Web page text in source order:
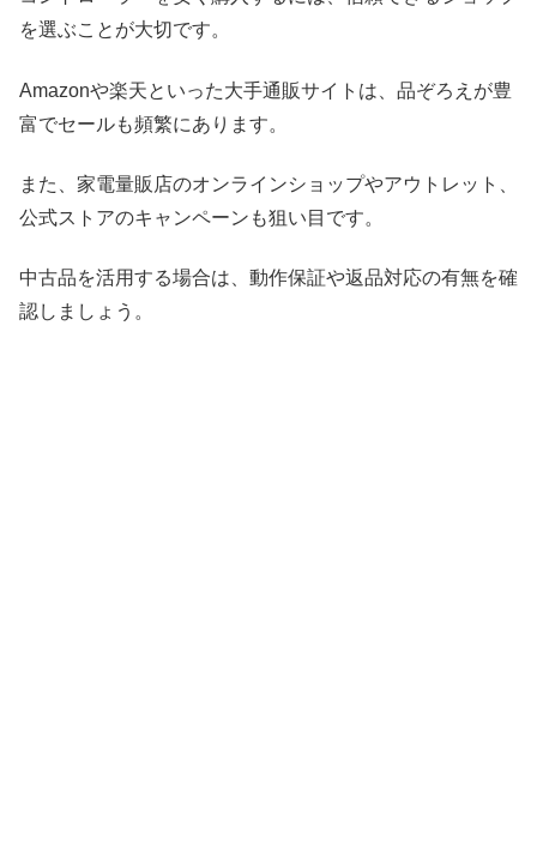
を選ぶことが大切です。
Amazonや楽天といった大手通販サイトは、品ぞろえが豊
富でセールも頻繁にあります。
また、家電量販店のオンラインショップやアウトレット、
公式ストアのキャンペーンも狙い目です。
中古品を活用する場合は、動作保証や返品対応の有無を確
認しましょう。